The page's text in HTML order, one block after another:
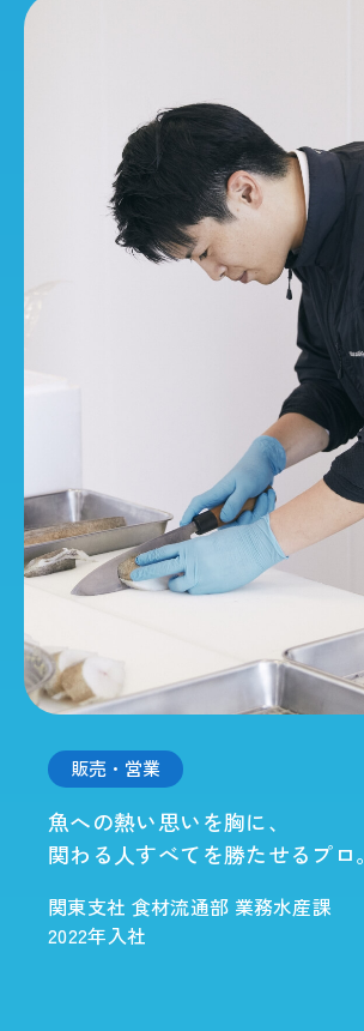
販売・営業
魚への熱い思いを胸に、
関わる人すべてを勝たせるプロ。
関東支社 食材流通部 業務水産課
2022年入社